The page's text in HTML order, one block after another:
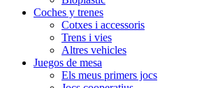
Coches y trenes
Cotxes i accessoris
Trens i vies
Altres vehicles
Juegos de mesa
Els meus primers jocs